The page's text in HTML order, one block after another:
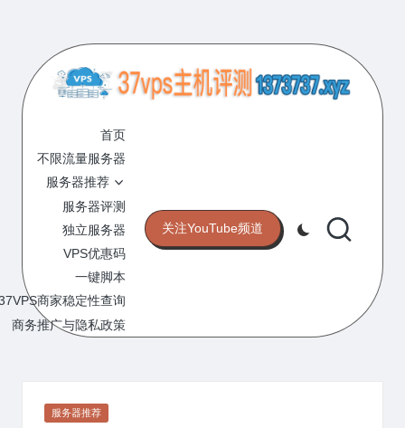
content
7
V
P
S
主
机
评
的
VPS
网
站
首页
不限流量服务器
服务器推荐
服务器评测
独立服务器
VPS优惠码
一键脚本
商家稳定性查询
商务推广与隐私政策
关注YouTube频道
Posted
服务器推荐